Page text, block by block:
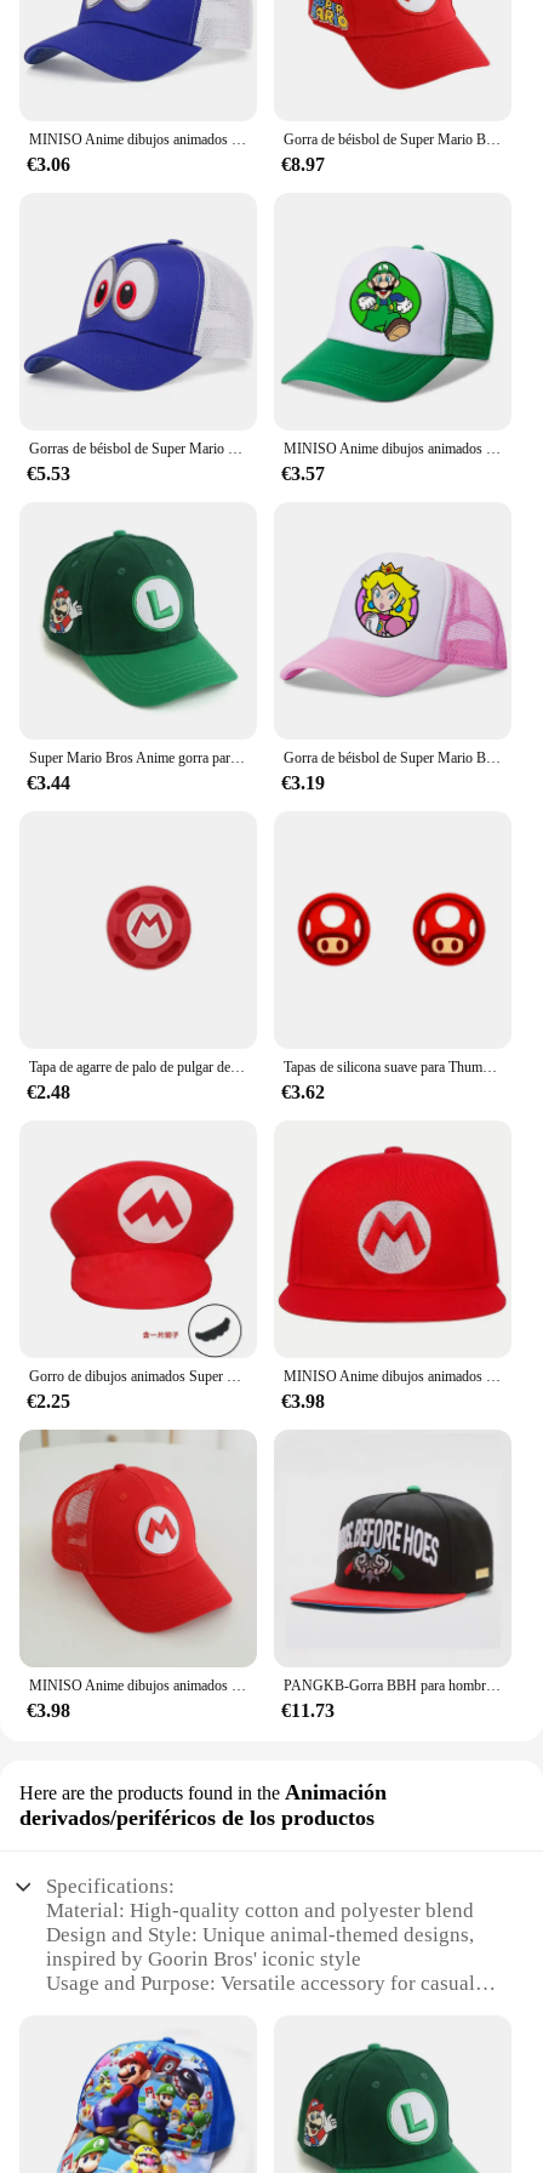
MINISO Anime dibujos animados Super Mario Bros adulto deporte al aire libre gorras de béisbol transpirables verano hombres mujeres Hip Hop sombrilla sombrero de malla
€3.06
Gorra de béisbol de Super Mario Bros para niños y niñas, gorro de protección solar con bordado de dibujos animados, ajustable, Snapback
€8.97
Gorras de béisbol de Super Mario Bros para hombre y mujer, sombreros Snapback ajustables con bordado de Anime, sombrero de malla de Hip Hop, protección solar, sombrilla
€5.53
MINISO Anime dibujos animados Super Mario Bros niños niñas deporte al aire libre gorras de béisbol verano hombres mujeres Hip Hop sombrilla sombrero de malla
€3.57
Super Mario Bros Anime gorra para niños Luigi niños I gorra de béisbol disfraz de Mario sombrilla letra M sombrero niños regalo para niños
€3.44
Gorra de béisbol de Super Mario Bros para niños y niñas, gorro de Anime de dibujos animados, informal, ajustable, con visera, regalos de cumpleaños
€3.19
Tapa de agarre de palo de pulgar de Super Mario Bros para Nintendo Switch, cubierta de botones Oled NS Joy-con, accesorios de Joycon seta
€2.48
Tapas de silicona suave para Thumb Stick de Super Mario, tapas para Joy-Con, tapa de Thumbsticks para Nintendo Switch NS, controlador de JoyCon OLED
€3.62
Gorro de dibujos animados Super Mario Bros para adultos y niños, juego de Luigi Bors, Cosplay, rojo, verde, regalo
€2.25
MINISO Anime dibujos animados Super Mario Bros adultos deporte al aire libre bordado gorras de béisbol hombres mujeres Hip Hop sombrilla sombrero de lengua de pato
€3.98
€3.98
PANGKB-Gorra BBH para hombre y mujer, gorro de béisbol, estilo hip hop, snapback, informal, para exteriores
€11.73
Here are the products found in the Animación
derivados/periféricos de los productos
Specifications:
Material: High-quality cotton and polyester blend
Design and Style: Unique animal-themed designs,
inspired by Goorin Bros' iconic style
Usage and Purpose: Versatile accessory for casual
Typical Adaptive Scenario: Perfect for outdoor
activities, sports events, or as a fashionable addition
to any wardrobe
Shape or Size or Weight or Quantity: One size fits
most, with a lightweight and comfortable fit
Performance and Property: Durable and easy to